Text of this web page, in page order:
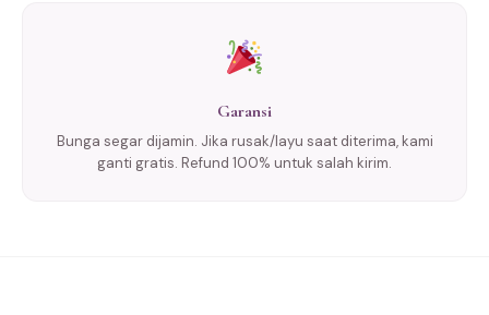
Garansi
Bunga segar dijamin. Jika rusak/layu saat diterima, kami
ganti gratis. Refund 100% untuk salah kirim.